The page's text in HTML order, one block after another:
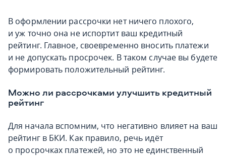
В оформлении рассрочки нет ничего плохого,
и уж точно она не испортит ваш кредитный
рейтинг. Главное, своевременно вносить платежи
и не допускать просрочек. В таком случае вы будете
формировать положительный рейтинг.
Можно ли рассрочками улучшить кредитный
рейтинг
Для начала вспомним, что негативно влияет на ваш
рейтинг в БКИ. Как правило, речь идёт
о просрочках платежей, но это не единственный